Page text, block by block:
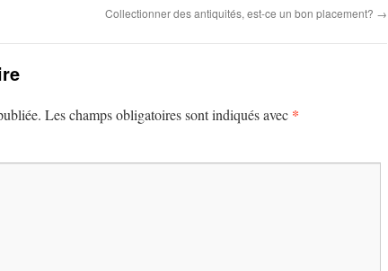
Collectionner des antiquités, est-ce un bon placement? →
Les champs obligatoires sont indiqués avec *